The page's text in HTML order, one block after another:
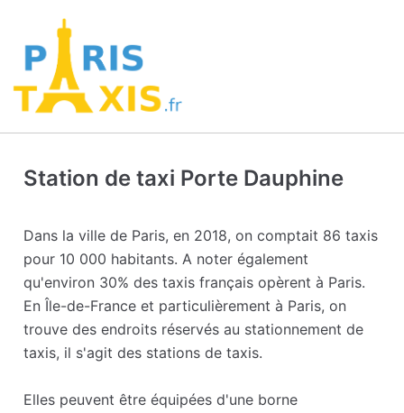
Station de taxi Porte Dauphine
Dans la ville de Paris, en 2018, on comptait 86 taxis
pour 10 000 habitants. A noter également
qu'environ 30% des taxis français opèrent à Paris.
En Île-de-France et particulièrement à Paris, on
trouve des endroits réservés au stationnement de
taxis, il s'agit des stations de taxis.
Elles peuvent être équipées d'une borne